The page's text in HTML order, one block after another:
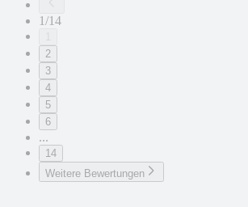
1/14
2
3
4
5
6
...
14
Weitere Bewertungen